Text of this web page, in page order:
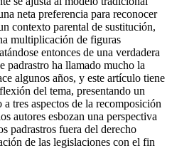
neta preferencia para reconocer
contexto parental de sustitución,
multiplicación de figuras
entonces de una verdadera
padrastro ha llamado mucho la
algunos años, y este artículo tiene
del tema, presentando un
tres aspectos de la recomposición
autores esbozan una perspectiva
padrastros fuera del derecho
de las legislaciones con el fin